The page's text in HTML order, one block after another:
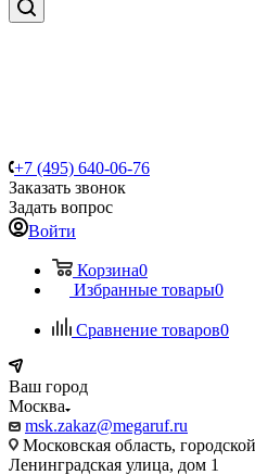
+7 (495) 640-06-76
Заказать звонок
Задать вопрос
Войти
Корзина0
Избранные товары0
Сравнение товаров0
Ваш город
Москва
msk.zakaz@megaruf.ru
Московская область,
Ленинградская улица, дом 1